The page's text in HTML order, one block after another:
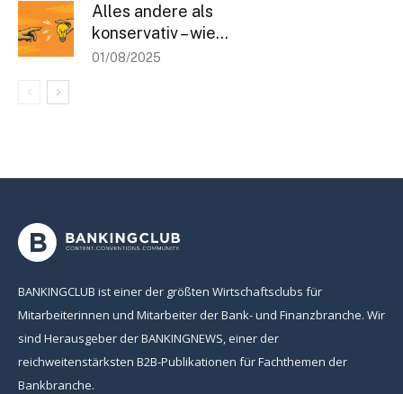
[sibwp_form id=1]
Alles andere als
konservativ – wie...
01/08/2025
BANKINGCLUB ist einer der größten Wirtschaftsclubs für
Mitarbeiterinnen und Mitarbeiter der Bank- und Finanzbranche. Wir
sind Herausgeber der BANKINGNEWS, einer der
reichweitenstärksten B2B-Publikationen für Fachthemen der
Bankbranche.